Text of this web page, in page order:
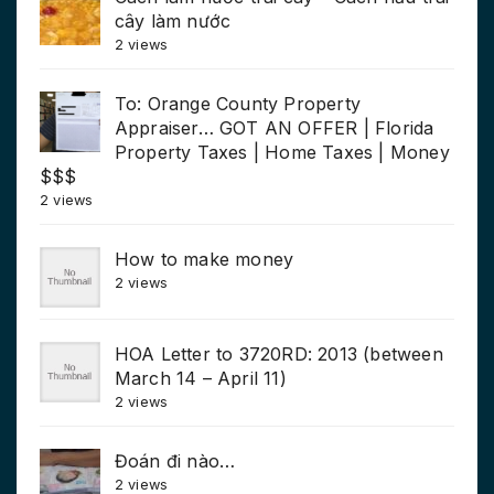
cây làm nước
2 views
To: Orange County Property
Appraiser… GOT AN OFFER | Florida
Property Taxes | Home Taxes | Money
$$$
2 views
How to make money
2 views
HOA Letter to 3720RD: 2013 (between
March 14 – April 11)
2 views
Đoán đi nào…
2 views